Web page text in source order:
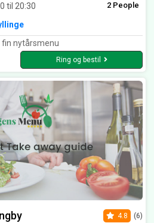
til 20:30 2 People
fin nytårsmenu
Ring og bestil
4.8 (6)